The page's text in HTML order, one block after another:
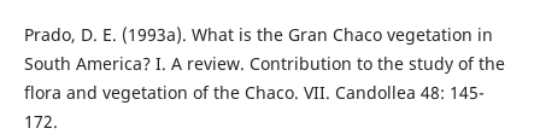
Prado, D. E. (1993a). What is the Gran Chaco vegetation in
South America? I. A review. Contribution to the study of the
flora and vegetation of the Chaco. VII. Candollea 48: 145-
172.